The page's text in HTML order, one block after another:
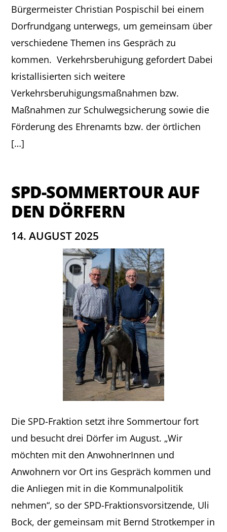
Bürgermeister Christian Pospischil bei einem
Dorfrundgang unterwegs, um gemeinsam über
verschiedene Themen ins Gespräch zu
kommen. Verkehrsberuhigung gefordert Dabei
kristallisierten sich weitere
Verkehrsberuhigungsmaßnahmen bzw.
Maßnahmen zur Schulwegsicherung sowie die
Förderung des Ehrenamts bzw. der örtlichen
[…]
SPD-SOMMERTOUR AUF
DEN DÖRFERN
14. AUGUST 2025
Die SPD-Fraktion setzt ihre Sommertour fort
und besucht drei Dörfer im August. „Wir
möchten mit den AnwohnerInnen und
Anwohnern vor Ort ins Gespräch kommen und
die Anliegen mit in die Kommunalpolitik
nehmen“, so der SPD-Fraktionsvorsitzende, Uli
Bock, der gemeinsam mit Bernd Strotkemper in